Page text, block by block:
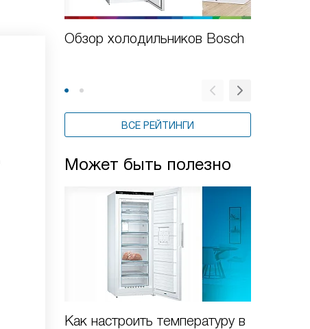
Обзор холодильников Bosch
ВСЕ РЕЙТИНГИ
Может быть полезно
Как настроить температуру в